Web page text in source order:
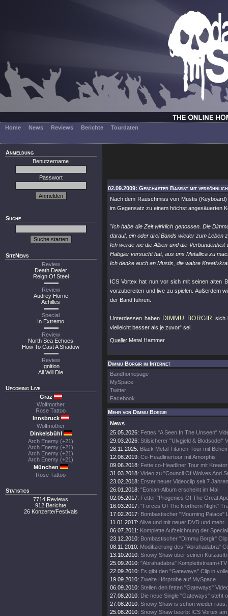
Home News Reviews Berichte Tourdaten
Anmeldung
Benutzername
Passwort
Suche
SiteNews
Review
Death Dealer
Reign Of Steel
Review
Audrey Horne
Achilles
Special
In Extremo
Review
North Sea Echoes
How To Cast A Shadow
Review
Ignition
All Will Die
Upcoming Live
Graz
Wolfmother
Rose Tattoo
Innsbruck
Wolfmother
Dinkelsbühl
Arch Enemy (+21)
Arch Enemy (+21)
Arch Enemy (+21)
Arch Enemy (+21)
München
Rose Tattoo
Statistics
7714 Reviews
912 Berichte
26 Konzerte/Festivals
02.09.2009: Geschaster Bassist mit
Nach dem Rauschmiss von Mustis
im Gegensatz zu einem höchst angesäuerten
"Ich habe die Zeit wirklich genossen. Die
darauf, ein oder drei Bands wieder zum Leben
Ich werde nie die Alben und die
Habgier versucht hat, aus uns Metallica zu
Ich denke auch an Mustis, die wahre
ICS Vortex hat nun vor sich mit seinen alten
vorzubereiten und live zu spielen. Außerdem
der Band führen.
Unterdessen haben DIMMU BORGIR sich
vielleicht besser als je zuvor“ sei.
Quelle: Metal Hammer
Dimmu Borgir im Internet
Bandhomepage
MySpace
Twitter
Facebook
Mehr von Dimmu Borgir
News
25.05.2026: Fettes "A Seen In The Unseen"
29.03.2026: Stilsicherer "Ulvgjeld & Blodsodel"
28.11.2025: Black Metal Titanen-Tour mit
12.08.2019: Co-Headlinertour mit Amorphis
09.06.2018: Fette co-Headliner Tour mit
31.03.2018: Video zu "Council Of Wolves And
23.02.2018: Erster neuer Videoclip seit 7
26.01.2018: "Eonian-Album erscheint im Mai
02.05.2017: Fetter "Progenies Of The Great
16.03.2017: "Forces Of The Northern Night"
17.02.2017: Bombastischer "Mourning Palace"
11.01.2017: Alive und mit neuer DVD und mehr...
06.07.2011: Komplette Aufzeichnung der
23.12.2010: Bombastischer "Dimmu Borgir"
08.11.2010: Modifizierung des "Abrahadabra"
13.10.2010: Snowy Shaw über seinen
25.09.2010: "Abrahadabra" Komplettstream+TV
22.09.2010: Es gibt den "Gateways" Clip in
19.09.2010: Zweite Hörprobe auf MySpace
06.09.2010: Stellen den fetten "Gateways"
27.08.2010: Die neue Single "Gateways" steht
27.08.2010: Snowy Shaw is schon wieder raus.
25.08.2010: Snowy Shaw beerbt ICS Vortex